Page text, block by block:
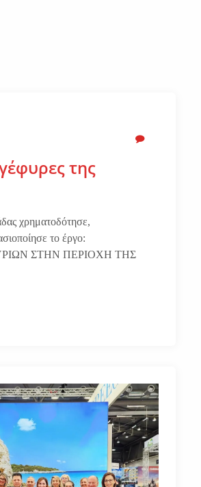
της
χρηματοδότησε,
το έργο:
ΣΤΗΝ ΠΕΡΙΟΧΗ ΤΗΣ